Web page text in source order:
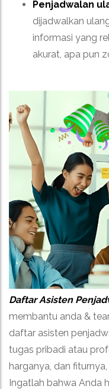
Penjadwalan
dijadwalkan
informasi yang
akurat, apa pun
Daftar Asisten
membantu anda &
daftar asisten
tugas pribadi atau
harganya, dan
Ingatlah bahwa Anda